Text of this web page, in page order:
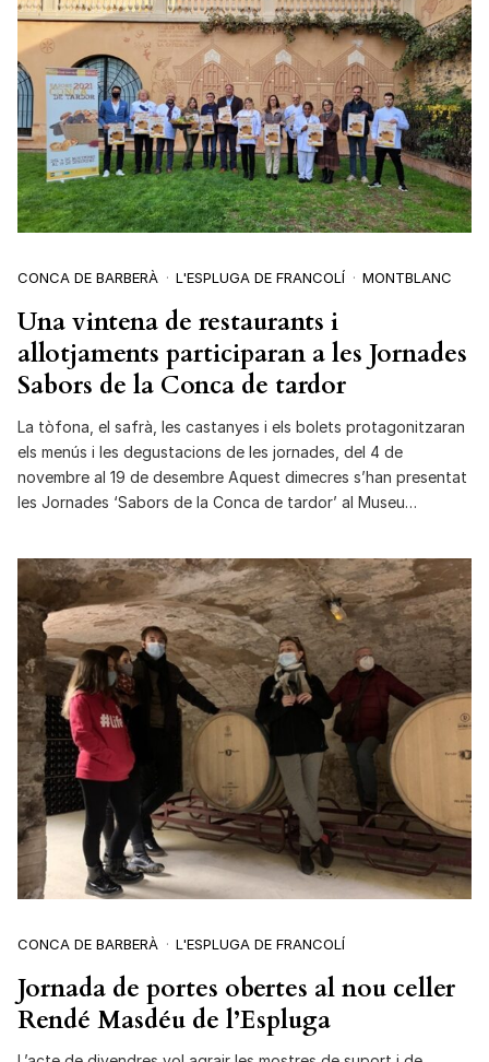
CONCA DE BARBERÀ L'ESPLUGA DE FRANCOLÍ MONTBLANC
Una vintena de restaurants i
allotjaments participaran a les Jornades
Sabors de la Conca de tardor
La tòfona, el safrà, les castanyes i els bolets protagonitzaran
els menús i les degustacions de les jornades, del 4 de
novembre al 19 de desembre Aquest dimecres s’han presentat
les Jornades ‘Sabors de la Conca de tardor’ al Museu…
CONCA DE BARBERÀ L'ESPLUGA DE FRANCOLÍ
Jornada de portes obertes al nou celler
Rendé Masdéu de l’Espluga